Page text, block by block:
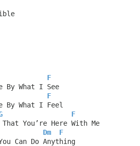
F
By What I See
F
By What I Feel
F
You’re Here With Me
Dm
F
Can Do Anything